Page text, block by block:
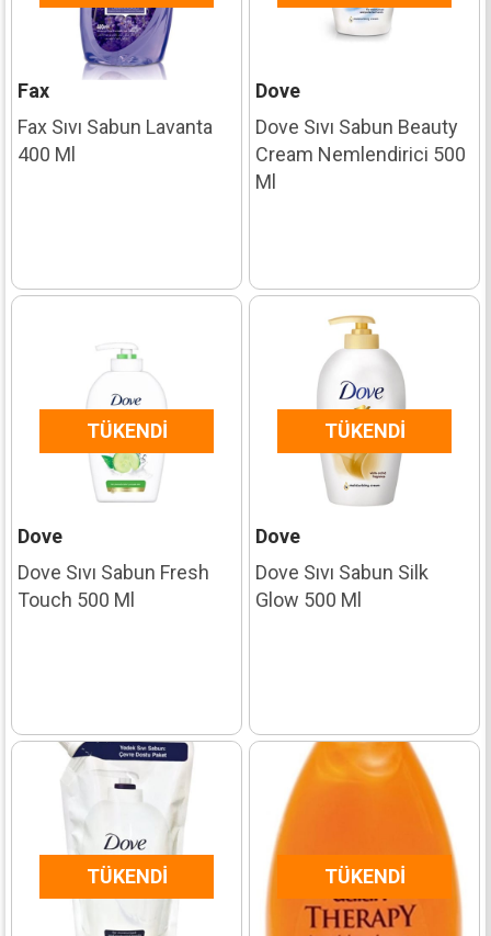
Fax
Fax Sıvı Sabun Lavanta
400 Ml
Dove
Dove Sıvı Sabun Beauty
Cream Nemlendirici 500
Ml
TÜKENDI
Dove
Dove Sıvı Sabun Fresh
Touch 500 Ml
TÜKENDI
Dove
Dove Sıvı Sabun Silk
Glow 500 Ml
TÜKENDI TÜKENDI